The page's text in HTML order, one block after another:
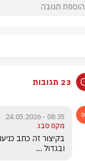
23 תגובות
08:35 - 24.05.2026
מקס סבג
ובגדול ....